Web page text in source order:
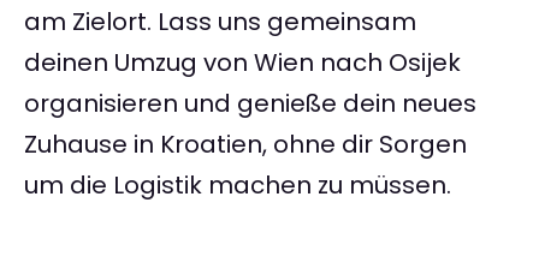
am Zielort. Lass uns gemeinsam
deinen Umzug von Wien nach Osijek
organisieren und genieße dein neues
Zuhause in Kroatien, ohne dir Sorgen
um die Logistik machen zu müssen.